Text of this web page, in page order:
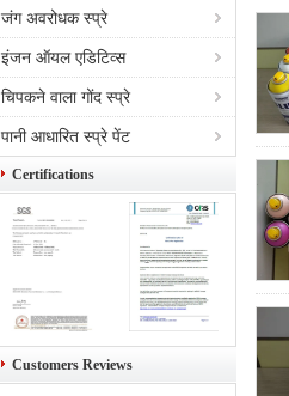
जंग अवरोधक स्प्रे
इंजन ऑयल एडिटिव्स
चिपकने वाला गोंद स्प्रे
पानी आधारित स्प्रे पेंट
Certifications
Customers Reviews